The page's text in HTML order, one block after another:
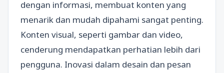
dengan informasi, membuat konten yang
menarik dan mudah dipahami sangat penting.
Konten visual, seperti gambar dan video,
cenderung mendapatkan perhatian lebih dari
pengguna. Inovasi dalam desain dan pesan